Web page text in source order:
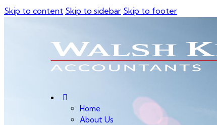
Skip to content Skip to sidebar Skip to footer
Home
About Us